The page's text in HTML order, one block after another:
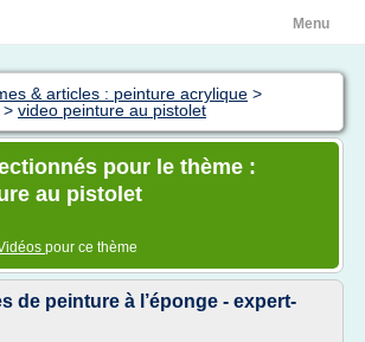
Menu
& articles : peinture acrylique >
> video peinture au pistolet
pour le thème :
au pistolet
pour ce thème
de peinture à l’éponge - expert-